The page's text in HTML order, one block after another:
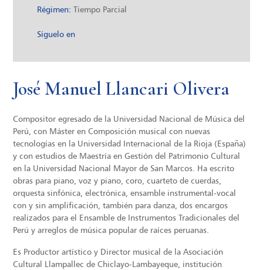
Régimen: Tiempo Parcial
Síguelo en
José Manuel Llancari Olivera
Compositor egresado de la Universidad Nacional de Música del
Perú, con Máster en Composición musical con nuevas
tecnologías en la Universidad Internacional de la Rioja (España)
y con estudios de Maestría en Gestión del Patrimonio Cultural
en la Universidad Nacional Mayor de San Marcos. Ha escrito
obras para piano, voz y piano, coro, cuarteto de cuerdas,
orquesta sinfónica, electrónica, ensamble instrumental-vocal
con y sin amplificación, también para danza, dos encargos
realizados para el Ensamble de Instrumentos Tradicionales del
Perú y arreglos de música popular de raíces peruanas.
Es Productor artístico y Director musical de la Asociación
Cultural Llampallec de Chiclayo-Lambayeque, institución